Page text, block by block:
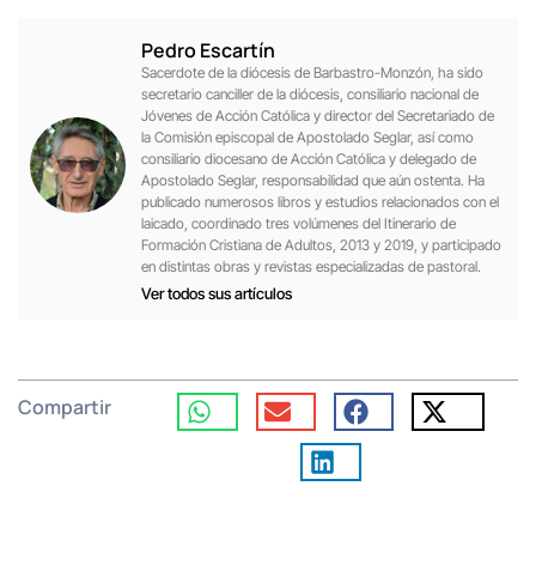
Pedro Escartín
Sacerdote de la diócesis de Barbastro-Monzón, ha sido
secretario canciller de la diócesis, consiliario nacional de
Jóvenes de Acción Católica y director del Secretariado de
la Comisión episcopal de Apostolado Seglar, así como
consiliario diocesano de Acción Católica y delegado de
Apostolado Seglar, responsabilidad que aún ostenta. Ha
publicado numerosos libros y estudios relacionados con el
laicado, coordinado tres volúmenes del Itinerario de
Formación Cristiana de Adultos, 2013 y 2019, y participado
en distintas obras y revistas especializadas de pastoral.
Ver todos sus artículos
Compartir